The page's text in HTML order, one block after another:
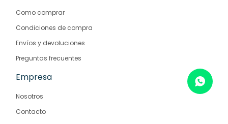
Como comprar
Condiciones de compra
Envíos y devoluciones
Preguntas frecuentes
Empresa
Nosotros
Contacto